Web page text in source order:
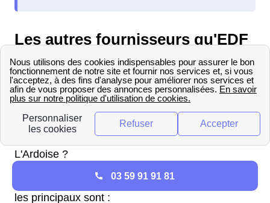
Les autres fournisseurs qu'EDF
à Laudun-L'Ardoise
Concurrents EDF à Laudun-
L'Ardoise
Quels sont les concurrents d'EDF à Laudun-
L'Ardoise ?
Il y en a différents présents sur le marché mais
les principaux sont :
03 59 91 91 81